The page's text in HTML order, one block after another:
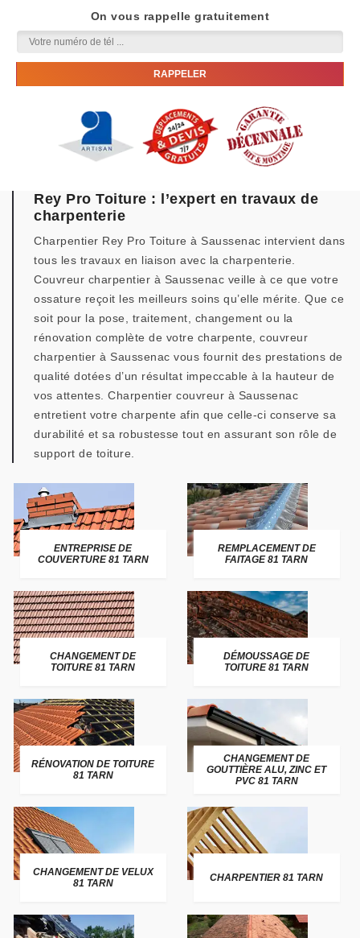
On vous rappelle gratuitement
Rey Pro Toiture : l’expert en travaux de
charpenterie
Charpentier Rey Pro Toiture à Saussenac intervient dans
tous les travaux en liaison avec la charpenterie.
Couvreur charpentier à Saussenac veille à ce que votre
ossature reçoit les meilleurs soins qu’elle mérite. Que ce
soit pour la pose, traitement, changement ou la
rénovation complète de votre charpente, couvreur
charpentier à Saussenac vous fournit des prestations de
qualité dotées d’un résultat impeccable à la hauteur de
vos attentes. Charpentier couvreur à Saussenac
entretient votre charpente afin que celle-ci conserve sa
durabilité et sa robustesse tout en assurant son rôle de
support de toiture.
ENTREPRISE DE
COUVERTURE 81 TARN
REMPLACEMENT DE
FAITAGE 81 TARN
CHANGEMENT DE
TOITURE 81 TARN
DÉMOUSSAGE DE
TOITURE 81 TARN
RÉNOVATION DE TOITURE
81 TARN
CHANGEMENT DE
GOUTTIÈRE ALU, ZINC ET
PVC 81 TARN
CHANGEMENT DE VELUX
81 TARN
CHARPENTIER 81 TARN